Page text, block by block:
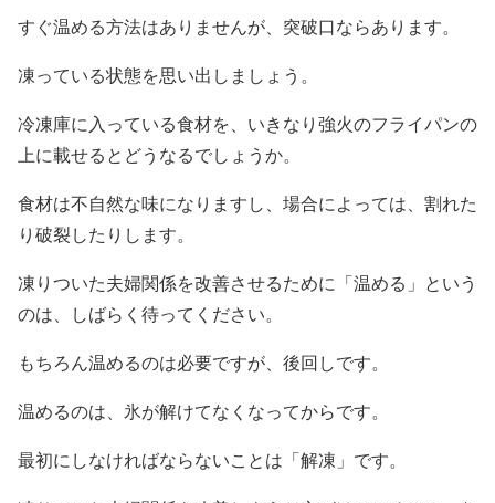
すぐ温める方法はありませんが、突破口ならあります。
凍っている状態を思い出しましょう。
冷凍庫に入っている食材を、いきなり強火のフライパンの
上に載せるとどうなるでしょうか。
食材は不自然な味になりますし、場合によっては、割れた
り破裂したりします。
凍りついた夫婦関係を改善させるために「温める」という
のは、しばらく待ってください。
もちろん温めるのは必要ですが、後回しです。
温めるのは、氷が解けてなくなってからです。
最初にしなければならないことは「解凍」です。